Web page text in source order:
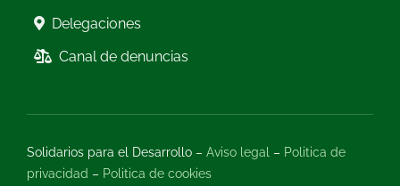
Delegaciones
Canal de denuncias
Solidarios para el Desarrollo – Aviso legal – Politica de
privacidad – Politica de cookies